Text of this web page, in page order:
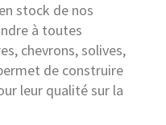
stock de nos
à toutes
chevrons, solives,
de construire
leur qualité sur la